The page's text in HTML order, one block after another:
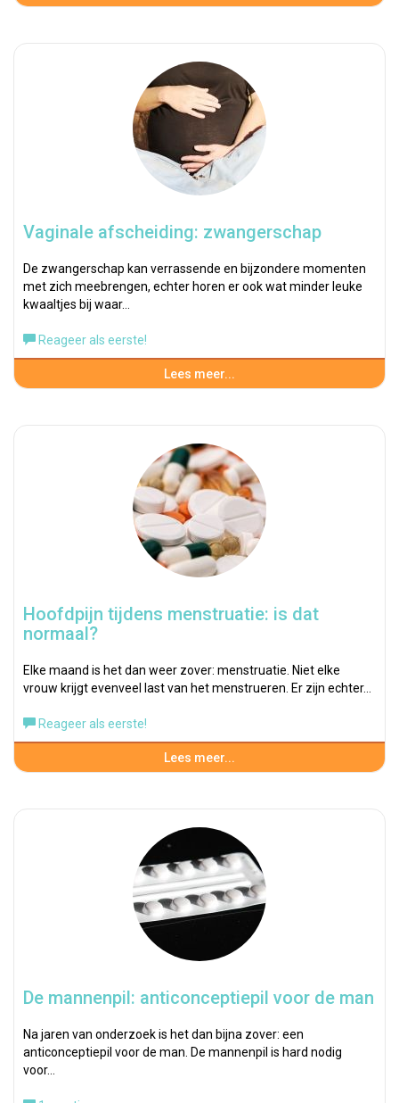
Vaginale afscheiding: zwangerschap
De zwangerschap kan verrassende en bijzondere momenten
met zich meebrengen, echter horen er ook wat minder leuke
kwaaltjes bij waar…
Reageer als eerste!
Lees meer...
Hoofdpijn tijdens menstruatie: is dat
normaal?
Elke maand is het dan weer zover: menstruatie. Niet elke
vrouw krijgt evenveel last van het menstrueren. Er zijn echter…
Reageer als eerste!
Lees meer...
De mannenpil: anticonceptiepil voor de man
Na jaren van onderzoek is het dan bijna zover: een
anticonceptiepil voor de man. De mannenpil is hard nodig
voor…